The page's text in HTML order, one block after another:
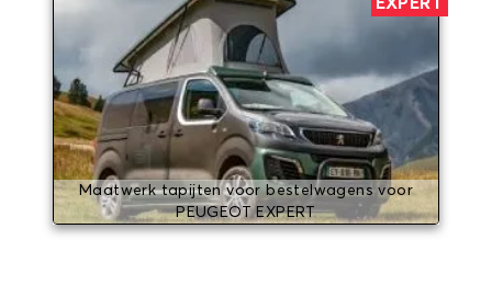
Maatwerk tapijten voor bestelwagens voor
PEUGEOT EXPERT